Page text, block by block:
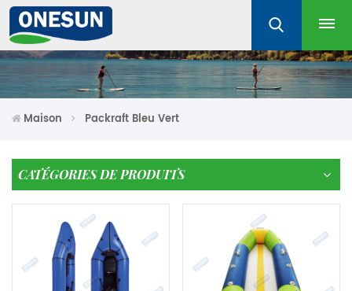
Maison Packraft Bleu Vert
CATÉGORIES DE PRODUITS